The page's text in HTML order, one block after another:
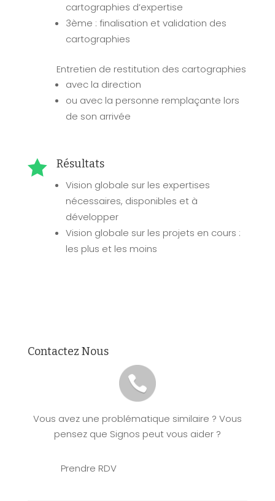
cartographies d’expertise
3ème : finalisation et validation des
cartographies
Entretien de restitution des cartographies
avec la direction
ou avec la personne remplaçante lors
de son arrivée
 Résultats
Vision globale sur les expertises
nécessaires, disponibles et à
développer
Vision globale sur les projets en cours :
les plus et les moins
Contactez Nous
Vous avez une problématique similaire ? Vous
pensez que Signos peut vous aider ?
Prendre RDV